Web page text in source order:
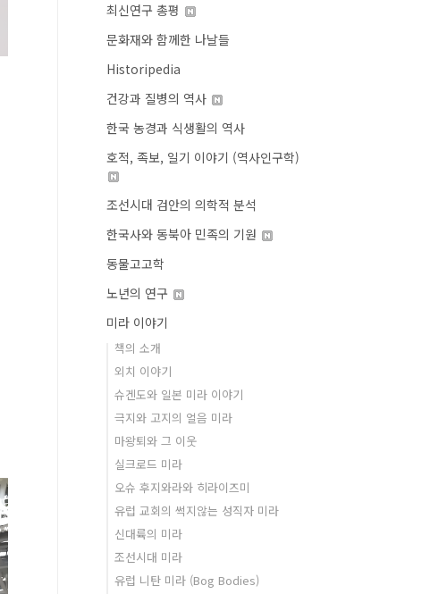
최신연구 총평
문화재와 함께한 나날들
Historipedia
건강과 질병의 역사
한국 농경과 식생활의 역사
호적, 족보, 일기 이야기 (역사인구학)
조선시대 검안의 의학적 분석
한국사와 동북아 민족의 기원
동물고고학
노년의 연구
미라 이야기
책의 소개
외치 이야기
슈겐도와 일본 미라 이야기
극지와 고지의 얼음 미라
마왕퇴와 그 이웃
실크로드 미라
오슈 후지와라와 히라이즈미
유럽 교회의 썩지않는 성직자 미라
신대륙의 미라
조선시대 미라
유럽 니탄 미라 (Bog Bodies)